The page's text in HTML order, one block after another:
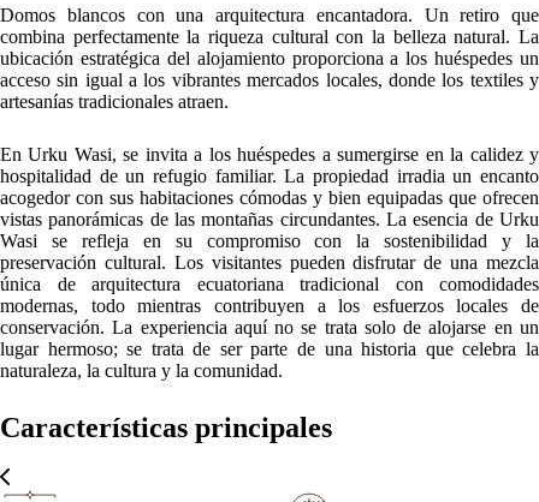
Domos blancos con una arquitectura encantadora. Un retiro que
combina perfectamente la riqueza cultural con la belleza natural. La
ubicación estratégica del alojamiento proporciona a los huéspedes un
acceso sin igual a los vibrantes mercados locales, donde los textiles y
artesanías tradicionales atraen.
En Urku Wasi, se invita a los huéspedes a sumergirse en la calidez y
hospitalidad de un refugio familiar. La propiedad irradia un encanto
acogedor con sus habitaciones cómodas y bien equipadas que ofrecen
vistas panorámicas de las montañas circundantes. La esencia de Urku
Wasi se refleja en su compromiso con la sostenibilidad y la
preservación cultural. Los visitantes pueden disfrutar de una mezcla
única de arquitectura ecuatoriana tradicional con comodidades
modernas, todo mientras contribuyen a los esfuerzos locales de
conservación. La experiencia aquí no se trata solo de alojarse en un
lugar hermoso; se trata de ser parte de una historia que celebra la
naturaleza, la cultura y la comunidad.
Características principales